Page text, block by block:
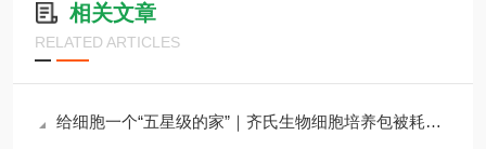
相关文章
RELATED ARTICLES
给细胞一个“五星级的家”｜齐氏生物细胞培养包被耗材全攻略